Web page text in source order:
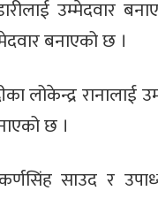
उम्मेदवार
बनाएको छ ।
लोकेन्द्र रानालाई
छ ।
साउद र